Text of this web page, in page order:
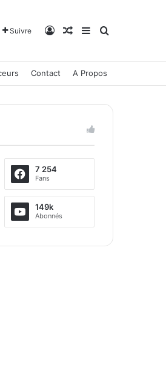
Suivre Connexion
Article Aléatoire
Sidebar (barre
Rechercher
Contact A Propos
7 254
Fans
149k
Abonnés